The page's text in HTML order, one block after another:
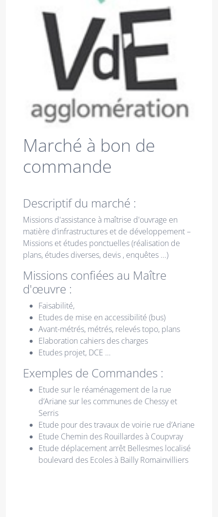
Marché à bon de
commande
Descriptif du marché :
Missions d'assistance à maîtrise d'ouvrage en
matière d’infrastructures et de développement –
Missions et études ponctuelles (réalisation de
plans, études diverses, devis , enquêtes ...)
Missions confiées au Maître
d'œuvre :
Faisabilité,
Etudes de mise en accessibilité (bus)
Avant-métrés, métrés, relevés topo, plans
Elaboration cahiers des charges
Etudes projet, DCE …
Exemples de Commandes :
Etude sur le réaménagement de la rue
d’Ariane sur les communes de Chessy et
Serris
Etude pour des travaux de voirie rue d’Ariane
Etude Chemin des Rouillardes à Coupvray
Etude déplacement arrêt Bellesmes localisé
boulevard des Ecoles à Bailly Romainvilliers